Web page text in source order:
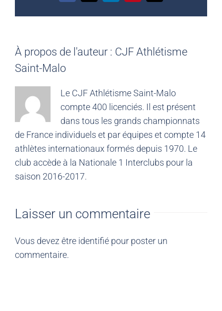
À propos de l'auteur : CJF Athlétisme
Saint-Malo
Le CJF Athlétisme Saint-Malo
compte 400 licenciés. Il est présent
dans tous les grands championnats
de France individuels et par équipes et compte 14
athlètes internationaux formés depuis 1970. Le
club accède à la Nationale 1 Interclubs pour la
saison 2016-2017.
Laisser un commentaire
Vous devez être identifié pour poster un
commentaire.